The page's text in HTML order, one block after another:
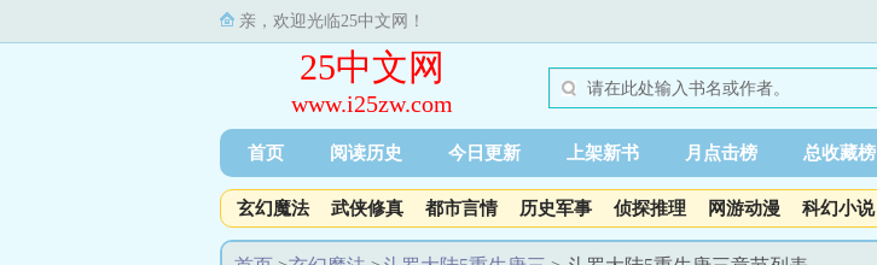
亲，欢迎光临25中文网！
25中文网
www.i25zw.com
首页 阅读历史 今日更新 上架新书 月点击榜 总收藏榜
玄幻魔法 武侠修真 都市言情 历史军事 侦探推理 网游动漫 科幻小说